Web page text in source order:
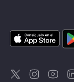
DayuseSingapur
DayuseSuecia
DayuseTailandia
DayuseNueva Zelanda
DayuseTurquía